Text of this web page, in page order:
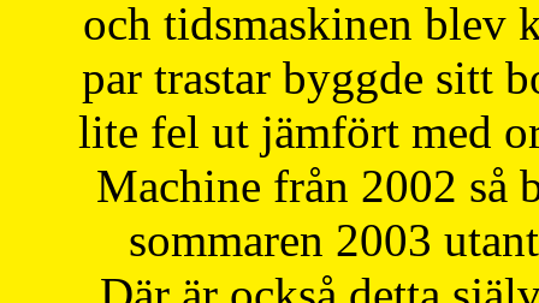
och tidsmaskinen blev
par trastar byggde sitt
lite fel ut jämfört med
Machine från 2002 så
sommaren 2003